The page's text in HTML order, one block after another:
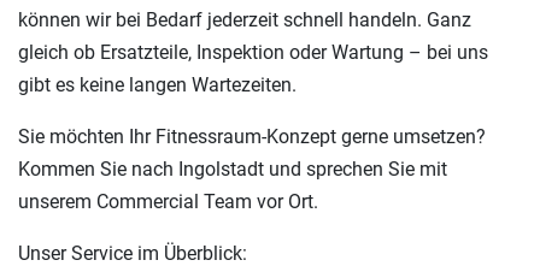
können wir bei Bedarf jederzeit schnell handeln. Ganz
gleich ob Ersatzteile, Inspektion oder Wartung – bei uns
gibt es keine langen Wartezeiten.
Sie möchten Ihr Fitnessraum-Konzept gerne umsetzen?
Kommen Sie nach Ingolstadt und sprechen Sie mit
unserem Commercial Team vor Ort.
Unser Service im Überblick: